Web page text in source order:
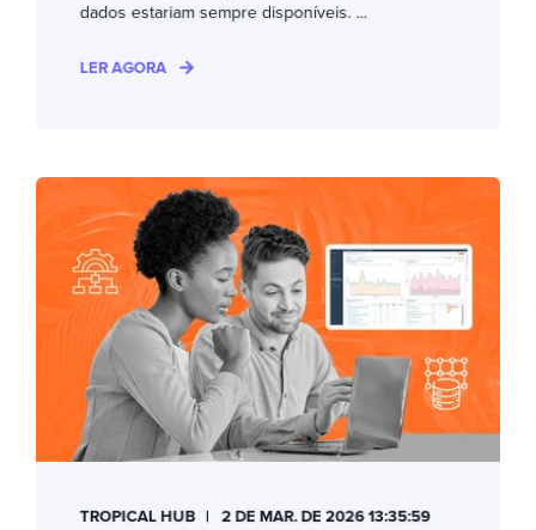
dados estariam sempre disponíveis. ...
LER AGORA
TROPICAL HUB
2 DE MAR. DE 2026 13:35:59